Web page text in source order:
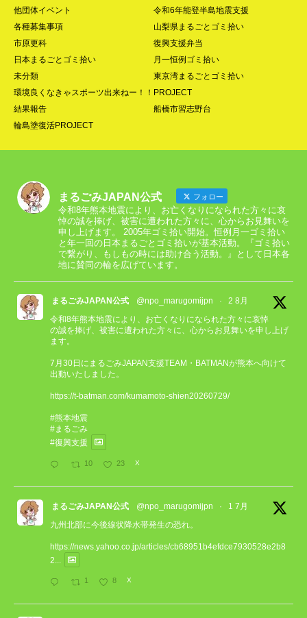
他団体イベント
令和6年能登半島地震支援
各種募集事項
山梨県まるごとゴミ拾い
市原更科
復興支援弁当
日本まるごとゴミ拾い
月一恒例ゴミ拾い
未分類
東京湾まるごとゴミ拾い
環境良くなきゃスポーツ出来ねー！！PROJECT
結果報告
船橋市習志野台
輪島塗復活PROJECT
まるごみJAPAN公式 フォロー
令和8年熊本地震により、お亡くなりになられた方々に哀
悼の誠を捧げ、被害に遭われた方々に、心からお見舞いを
申し上げます。 2005年ゴミ拾い開始。恒例月一ゴミ拾い
と年一回の日本まるごとゴミ拾いが基本活動。『ゴミ拾い
で繋がり、もしもの時には助け合う活動。』として日本各
地に賛同の輪を広げています。
まるごみJAPAN公式 @npo_marugomijpn ·
2 8月
令和8年熊本地震により、お亡くなりになられた方々に哀悼
の誠を捧げ、被害に遭われた方々に、心からお見舞いを申し上げ
ます。
7月30日にまるごみJAPAN支援TEAM・BATMANが熊本へ向けて
出動いたしました。
https://t-batman.com/kumamoto-shien20260729/
#熊本地震
#まるごみ
#復興支援
10 23 X
まるごみJAPAN公式 @npo_marugomijpn ·
1 7月
九州北部に今後線状降水帯発生の恐れ。
https://news.yahoo.co.jp/articles/cb68951b4efdce7930528e2b8
2...
1 8 X